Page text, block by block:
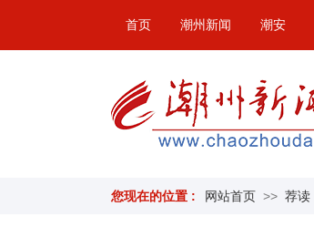
首页 潮州新闻 潮安
您现在的位置 : 网站首页 >> 荐读